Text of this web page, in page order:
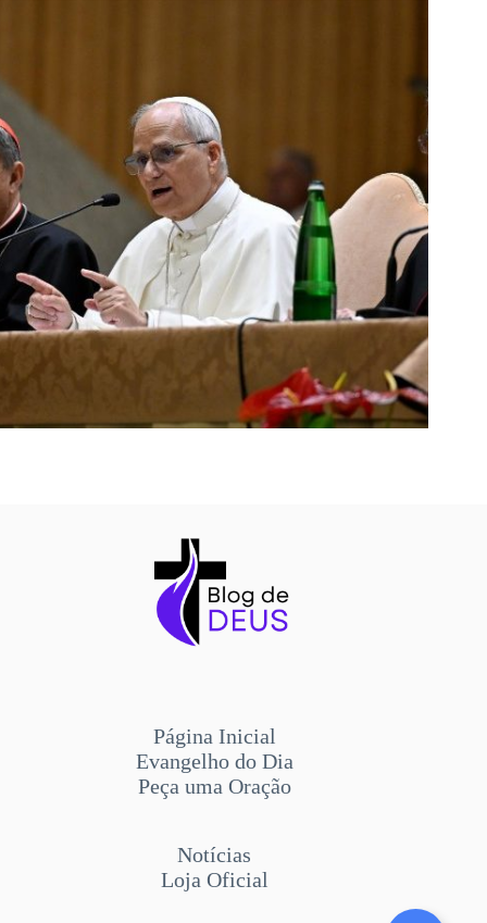
Página Inicial
Evangelho do Dia
Peça uma Oração
Notícias
Loja Oficial